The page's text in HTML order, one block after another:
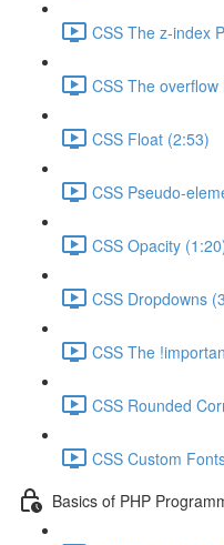
CSS The z-index
CSS The
CSS Float (2:53)
CSS Pseudo-
CSS Opacity
CSS Dropdowns
CSS The
CSS Rounded
CSS Custom
Basics of PHP